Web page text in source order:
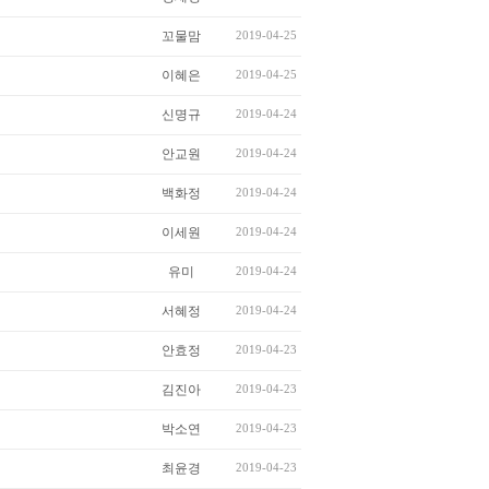
꼬물맘 2019-04-25
이혜은 2019-04-25
신명규 2019-04-24
안교원 2019-04-24
백화정 2019-04-24
이세원 2019-04-24
유미 2019-04-24
서혜정 2019-04-24
안효정 2019-04-23
김진아 2019-04-23
박소연 2019-04-23
최윤경 2019-04-23